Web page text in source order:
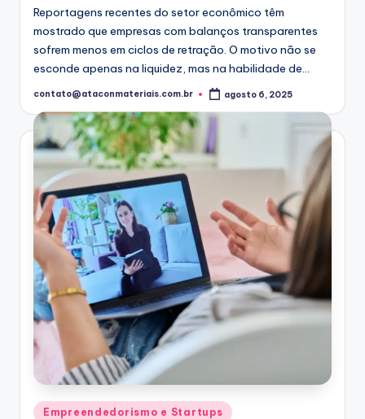
Reportagens recentes do setor econômico têm
mostrado que empresas com balanços transparentes
sofrem menos em ciclos de retração. O motivo não se
esconde apenas na liquidez, mas na habilidade de…
Posted
contato@ataconmateriais.com.br agosto 6, 2025
Posted
Empreendedorismo e Startups